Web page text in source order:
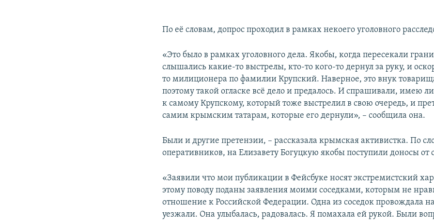
По её словам, допрос проходил в рамках некоего уголовного
«Это было в рамках уголовного дела. Якобы, когда пересекали
слышались какие-то выстрелы, кто-то кого-то дернул за руку, и
то милиционера по фамилии Крупский. Наверное, это внук
поэтому такой огласке всё дело и предалось. И спрашивали, имею
к самому Крупскому, который тоже выстрелил в свою очередь, и
самим крымским татарам, которые его дернули», – сообщила она.
Были и другие претензии, – рассказала крымская активистка. По
оперативников, на Елизавету Богуцкую якобы поступили доносы от
«Заявили что мои публикации в Фейсбуке носят экстремистский
этому поводу поданы заявления моими соседками, которым не
отношение к Российской Федерации. Одна из соседок провождала
уезжали. Она улыбалась, радовалась. Я помахала ей рукой. Были